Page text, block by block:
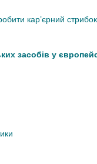
кар’єрний стрибок
засобів у